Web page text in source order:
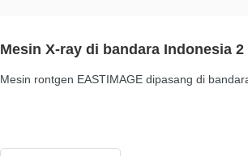
Mesin X-ray di bandara Indonesia 2
Mesin rontgen EASTIMAGE dipasang di